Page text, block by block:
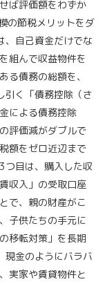
ば評価額をわずか
の節税メリットをダ
、自己資金だけでな
組んで収益物件を
る債務の総額を、
引く「債務控除（さ
による債務控除
評価減がダブルで
額をゼロ近辺まで
つ目は、購入した収
収入」の受取口座
で、親の財産がこ
子供たちの手元に
移転対策」を長期
現金のようにバラバ
実家や賃貸物件と